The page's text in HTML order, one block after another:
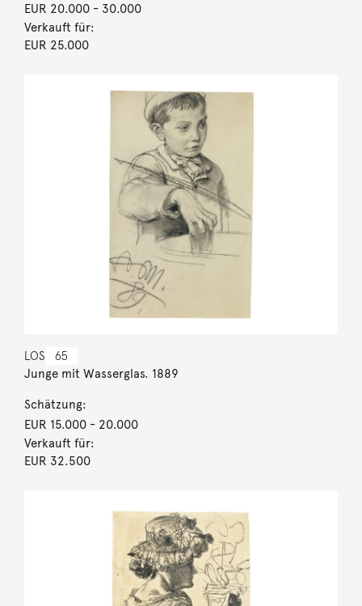
EUR 20.000- 30.000
Verkauft für:
EUR 25.000
LOS 65
Junge mit Wasserglas. 1889
Schätzung:
EUR 15.000- 20.000
Verkauft für:
EUR 32.500